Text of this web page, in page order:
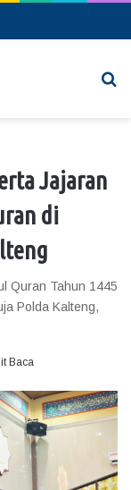
Jajaran
di
Quran Tahun 1445
Polda Kalteng,
Baca